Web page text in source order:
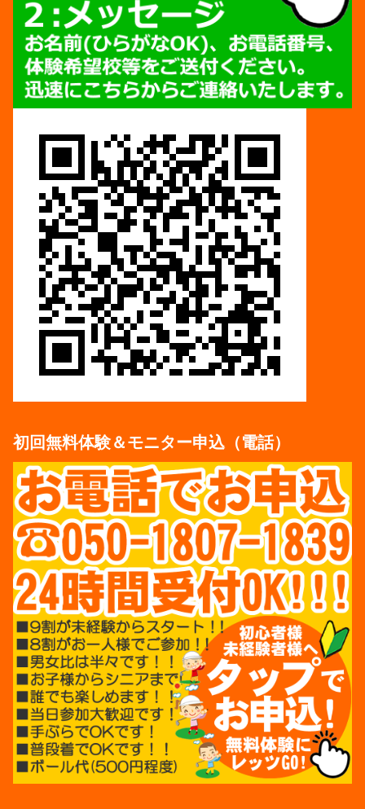
初回無料体験＆モニター申込（電話）